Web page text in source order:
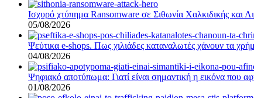
Ισχυρό χτύπημα Ransomware σε Σιθωνία Χαλκιδικής και
05/08/2026
Ψεύτικα e-shops. Πως χιλιάδες καταναλωτές χάνουν τα
04/08/2026
Ψηφιακό αποτύπωμα: Γιατί είναι σημαντική η εικόνα που
01/08/2026